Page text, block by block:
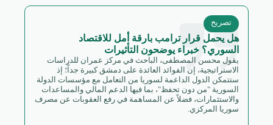
هل يحمل قرار ترامب بارقة أمل للاقتصاد
السوري؟ خبراء يوضحون التأثيرات
تصريح
يقول محسن المصطفى، الباحث في مركز عمران للدراسات
الاستراتيجية، إن الفوائد العائدة على دمشق كبيرة جداً؛ إذ
ستتمكن الدول الداعمة لسوريا من التعامل مع مؤسسات الدولة
السورية "من دون تحفظ"، بما فيها الدعم المالي والمساعدات
والاستثمارات، فضلاً عن المساهمة في رفع العقوبات عن مصرف
سوريا المركزي.